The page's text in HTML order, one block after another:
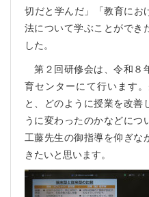
切だと学んだ」「教育にお
法について学ぶことができ
した。
第２回研修会は、令和８
育センターにて行います
と、どのように授業を改善
うに変わったのかなどにつ
工藤先生の御指導を仰ぎな
きたいと思います。